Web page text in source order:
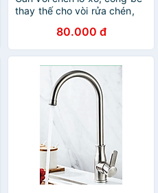
thay thế cho vòi rửa chén,
80.000 đ